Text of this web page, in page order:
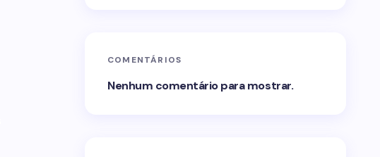
COMENTÁRIOS
Nenhum comentário para mostrar.